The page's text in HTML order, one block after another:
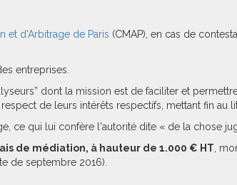
et d'Arbitrage de Paris (CMAP), en cas de
entreprises.
dont la mission est de faciliter et
de leurs intérêts respectifs, mettant fin au
ce qui lui confère l'autorité dite « de la chose
de médiation, à hauteur de 1.000 € HT ,
de septembre 2016).